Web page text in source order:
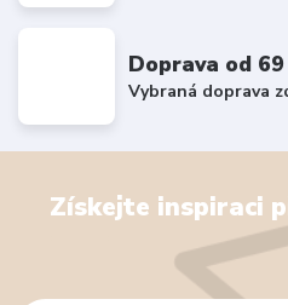
Doprava od
Vybraná doprava
Získejte inspiraci